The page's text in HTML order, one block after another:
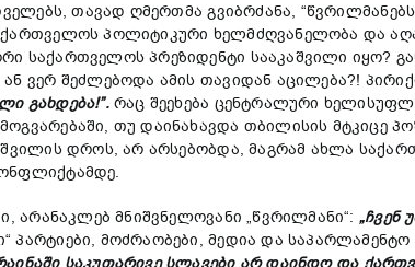
თავად ღმერთმა გვიბრძანა,
პოლიტიკური ხელმძღვანელობა და
საქართველოს პრეზიდენტი სააკაშვილი იყო?
ვერ შეძლებოდა ამის თავიდან აცილება?!
გახდება!”.რაც შეეხება ცენტრალური
თუ დაინახავდა თბილისის მტკიცე
დროს, არ არსებობდა, მაგრამ ახლა
არანაკლებ მნიშვნელოვანი „წვრილმანი“: „ჩვენ
პარტიები, მოძრაობები, მედია და